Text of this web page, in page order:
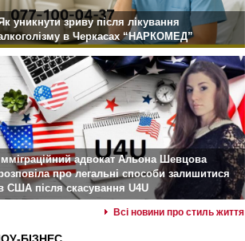
уникнути зриву після лікування
в Черкасах “НАРКОМЕД”
адвокат Альона Шевцова
про легальні способи залишитися
США після скасування U4U
Всі новини про стиль життя